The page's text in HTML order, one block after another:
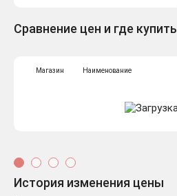
Сравнение цен и где купить
Магазин Наименование
История изменения цены